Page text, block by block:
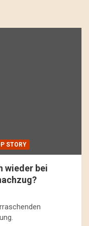
STORY
wieder bei